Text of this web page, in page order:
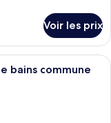
Voir les prix
d’hôtel avec deux lits,
bains commune